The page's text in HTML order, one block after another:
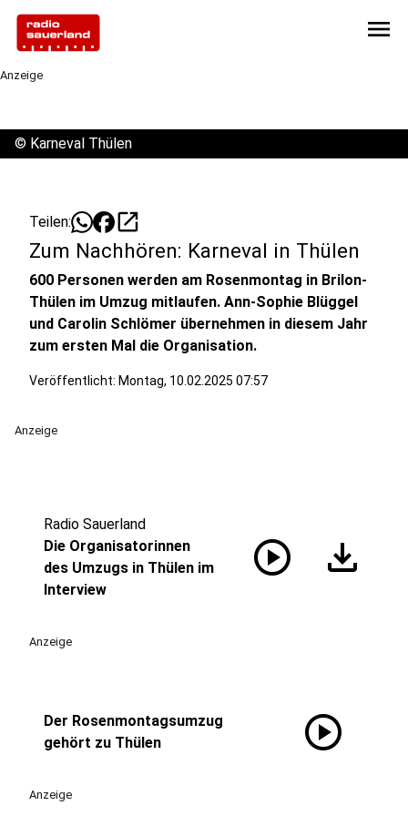
menu
Anzeige
© Karneval Thülen
Teilen: open_in_new
Zum Nachhören: Karneval in Thülen
600 Personen werden am Rosenmontag in Brilon-
Thülen im Umzug mitlaufen. Ann-Sophie Blüggel
und Carolin Schlömer übernehmen in diesem Jahr
zum ersten Mal die Organisation.
Veröffentlicht: Montag, 10.02.2025 07:57
Anzeige
Radio Sauerland
Die Organisatorinnen
des Umzugs in Thülen im
Interview
play_circle download
Anzeige
Der Rosenmontagsumzug
gehört zu Thülen
play_circle
Anzeige